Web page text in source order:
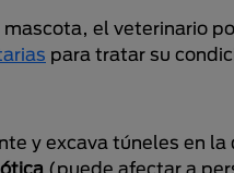
el veterinario
para tratar su
y excava túneles en
(puede afectar a